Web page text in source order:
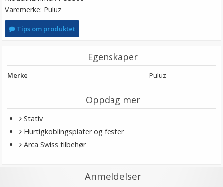
Varemerke: Puluz
Tips om produktet
Egenskaper
Merke Puluz
Oppdag mer
Stativ
Hurtigkoblingsplater og fester
Arca Swiss tilbehør
Anmeldelser